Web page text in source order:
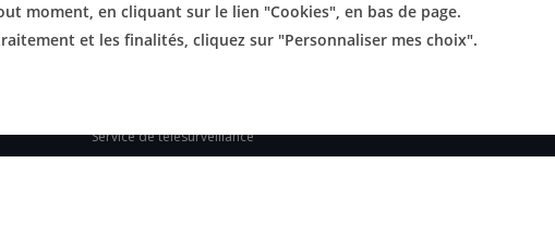
SITES SPECIALISES
Service de télésurveillance
moment, en cliquant sur le lien "Cookies", en bas de page.
et les finalités, cliquez sur "Personnaliser mes choix".